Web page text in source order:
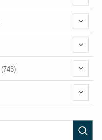
(743)